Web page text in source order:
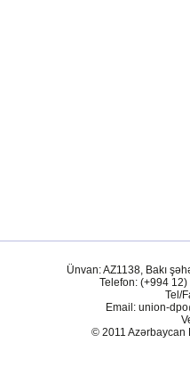
Ünvan: AZ1138, Bakı
Telefon: (+994
Tel/
Email: union-
© 2011 Azərbaycan